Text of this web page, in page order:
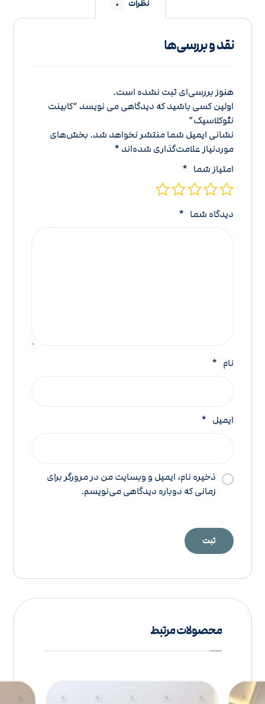
نظرات ۰
نقد و بررسی‌ها
هنوز بررسی‌ای ثبت نشده است.
اولین کسی باشید که دیدگاهی می نویسد “کابینت
نئوکلاسیک”
نشانی ایمیل شما منتشر نخواهد شد. بخش‌های
موردنیاز علامت‌گذاری شده‌اند *
امتیاز شما *
دیدگاه شما *
نام *
ایمیل *
ذخیره نام، ایمیل و وبسایت من در مرورگر برای
زمانی که دوباره دیدگاهی می‌نویسم.
محصولات مرتبط